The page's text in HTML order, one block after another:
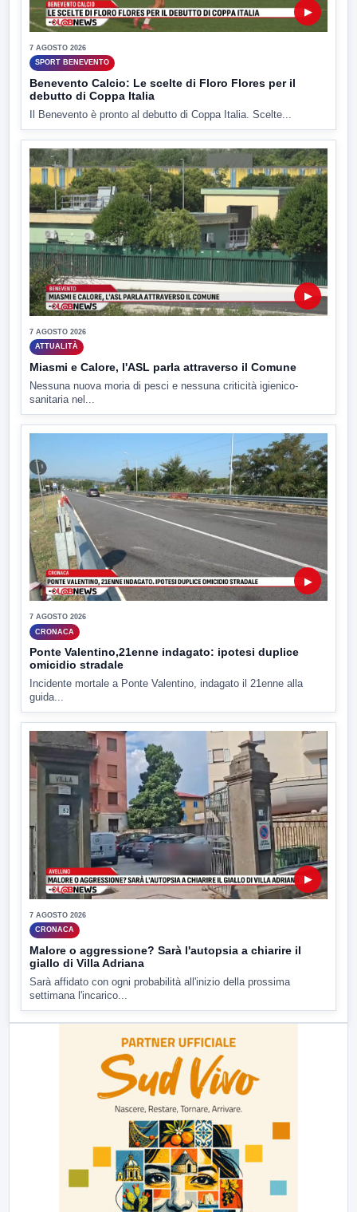
▶
7 AGOSTO 2026
SPORT BENEVENTO
Benevento Calcio: Le scelte di Floro Flores per il
debutto di Coppa Italia
Il Benevento è pronto al debutto di Coppa Italia. Scelte...
▶
7 AGOSTO 2026
ATTUALITÀ
Miasmi e Calore, l'ASL parla attraverso il Comune
Nessuna nuova moria di pesci e nessuna criticità igienico-
sanitaria nel...
▶
7 AGOSTO 2026
CRONACA
Ponte Valentino,21enne indagato: ipotesi duplice
omicidio stradale
Incidente mortale a Ponte Valentino, indagato il 21enne alla
guida...
▶
7 AGOSTO 2026
CRONACA
Malore o aggressione? Sarà l'autopsia a chiarire il
giallo di Villa Adriana
Sarà affidato con ogni probabilità all'inizio della prossima
settimana l'incarico...